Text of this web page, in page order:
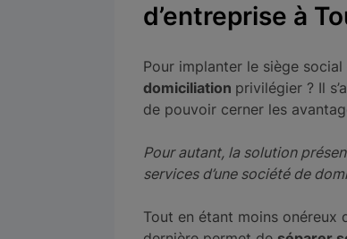
d’entreprise à
Pour implanter le siège
domiciliation privilégier ? Il
de pouvoir cerner les
Pour autant, la solution
services d’une société de
Tout en étant moins onéreux